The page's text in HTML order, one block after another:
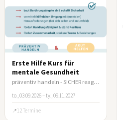
Erste Hilfe Kurs für
mentale Gesundheit
präventiv handeln - SICHER reagieren
to., 03.09.2026 –ty., 09.11.2027
12 Termine